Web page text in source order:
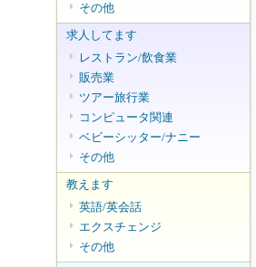
その他
求人してます
レストラン/飲食業
販売業
ツアー旅行業
コンピュータ関連
ベビーシッター/ナニー
その他
教えます
英語/英会話
エクスチェンジ
その他